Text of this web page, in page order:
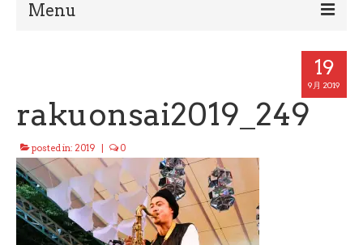
Menu
2018
2017
2016
All Photo
19
9月 2019
rakuonsai2019_249
posted in: 2019 0